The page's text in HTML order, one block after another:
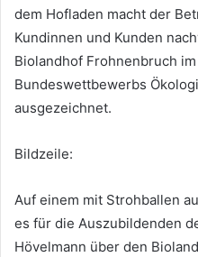
dem Hofladen macht der
Kundinnen und Kunden
Biolandhof Frohnenbruch
Bundeswettbewerbs
ausgezeichnet.
Bildzeile:
Auf einem mit Strohballen
es für die Auszubildenden
Hövelmann über den